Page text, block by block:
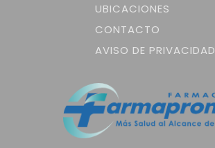
UBICACIONES
CONTACTO
AVISO DE PRIVACIDAD